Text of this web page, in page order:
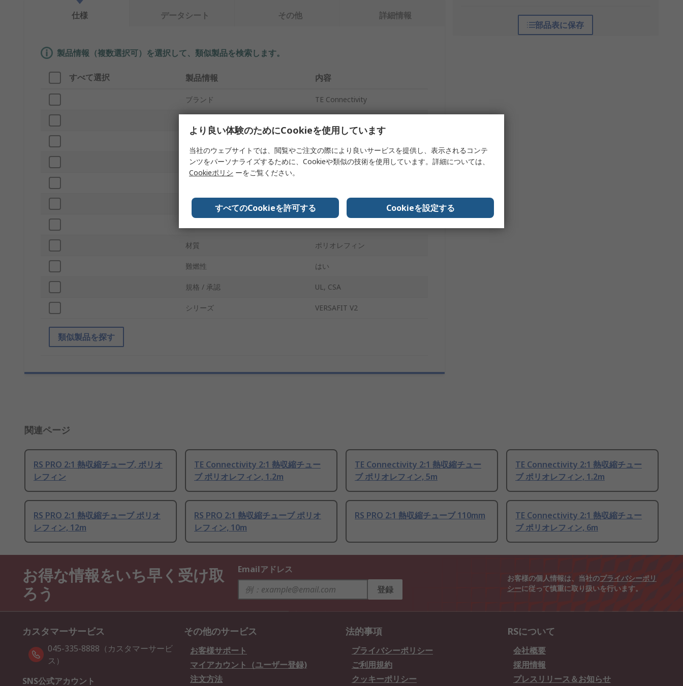
部品表に保存
仕様 データシート その他 詳細情報
製品情報（複数選択可）を選択して、類似製品を検索します。
すべて選択 製品情報 内容
ブランド TE Connectivity
色 黒
収縮率
材質 ポリオレフィン
難燃性 はい
規格 / 承認 UL, CSA
シリーズ VERSAFIT V2
類似製品を探す
関連ページ
RS PRO 2:1 熱収縮チューブ, ポリオ
レフィン
TE Connectivity 2:1 熱収縮チュー
ブ ポリオレフィン, 1.2m
TE Connectivity 2:1 熱収縮チュー
ブ ポリオレフィン, 5m
TE Connectivity 2:1 熱収縮チュー
ブ ポリオレフィン, 1.2m
RS PRO 2:1 熱収縮チューブ ポリオ
レフィン, 12m
RS PRO 2:1 熱収縮チューブ ポリオ
レフィン, 10m
RS PRO 2:1 熱収縮チューブ 110mm
TE Connectivity 2:1 熱収縮チュー
ブ ポリオレフィン, 6m
お得な情報をいち早く受け取
ろう
Emailアドレス
登録
お客様の個人情報は、当社のプライバシーポリ
シーに従って慎重に取り扱いを行います。
カスタマーサービス
045-335-8888（カスタマーサービ
ス）
SNS公式アカウント
その他のサービス
お客様サポート
マイアカウント（ユーザー登録)
注文方法
法的事項
プライバシーポリシー
ご利用規約
クッキーポリシー
RSについて
会社概要
採用情報
プレスリリース＆お知らせ
より良い体験のためにCookieを使用しています
当社のウェブサイトでは、閲覧やご注文の際により良いサービスを提供し、表示されるコンテ
ンツをパーソナライズするために、Cookieや類似の技術を使用しています。詳細については、
Cookieポリシ ーをご覧ください。
すべてのCookieを許可する Cookieを設定する